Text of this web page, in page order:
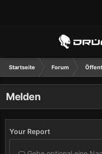
Startseite Forum
Melden
Your Report